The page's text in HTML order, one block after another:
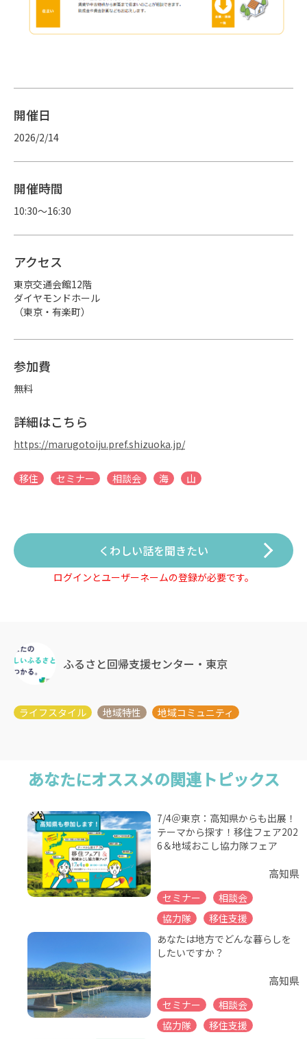
開催日
2026/2/14
開催時間
10:30～16:30
アクセス
東京交通会館12階
ダイヤモンドホール
（東京・有楽町）
参加費
無料
詳細はこちら
https://marugotoiju.pref.shizuoka.jp/
移住 セミナー 相談会 海 山
くわしい話を聞きたい
ログインとユーザーネームの登録が必要です。
ふるさと回帰支援センター・東京
あなたにオススメの関連トピックス
7/4＠東京：高知県からも出展！
テーマから探す！移住フェア202
6＆地域おこし協力隊フェア
高知県
セミナー
相談会
協力隊
移住支援
あなたは地方でどんな暮らしを
したいですか？
高知県
セミナー
相談会
協力隊
移住支援